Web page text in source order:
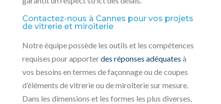
Contactez-nous à Cannes pour vos projets
de vitrerie et miroiterie
Notre équipe possède les outils et les compétences
requises pour apporterdes réponses adéquates à
vos besoins en termes de façonnage ou de coupes
d’éléments de vitrerie ou de miroiterie sur mesure.
Dans les dimensions et les formes les plus diverses,